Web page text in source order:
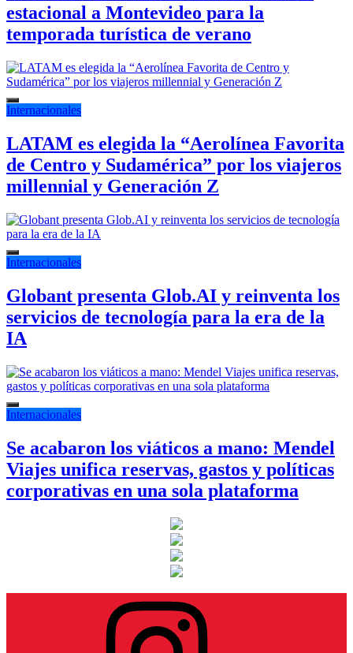
estacional a Montevideo para la
temporada turística de verano
Internacionales
LATAM es elegida la “Aerolínea Favorita
de Centro y Sudamérica” por los viajeros
millennial y Generación Z
Internacionales
Globant presenta Glob.AI y reinventa los
servicios de tecnología para la era de la
IA
Internacionales
Se acabaron los viáticos a mano: Mendel
Viajes unifica reservas, gastos y políticas
corporativas en una sola plataforma